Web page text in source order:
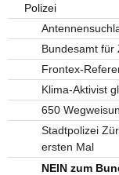
Polizei
Bundesamt für
Frontex-
Klima-Aktivist
650
Stadtpolizei
ersten Mal
NEIN zum